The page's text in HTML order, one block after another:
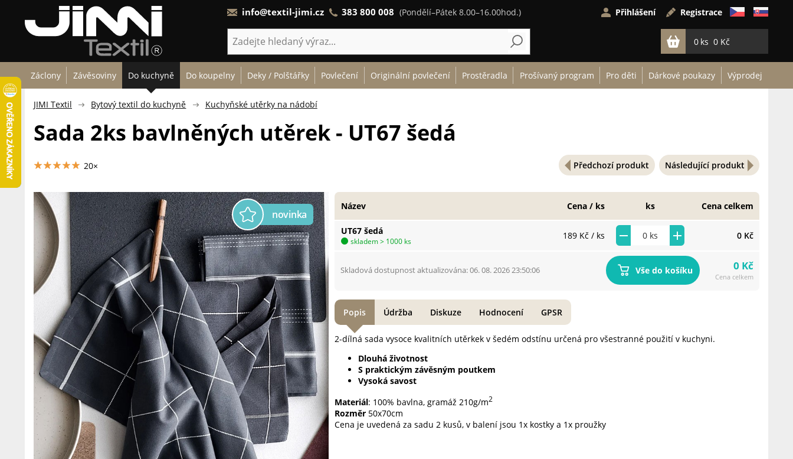
info@textil-jimi.cz 383 800 008 (Pondělí–Pátek 8.00–16.00hod.) Přihlášení Registrace
0 0 Kč
Záclony Závěsoviny Do kuchyně Do koupelny Deky / Polštářky Povlečení Originální povlečení Prostěradla Prošívaný program Pro děti Dárkové poukazy Výprodej
JIMI Textil Bytový textil do kuchyně Kuchyňské utěrky na nádobí
20× Předchozí produkt Následující produkt
Sada 2ks bavlněných utěrek - UT67 šedá
UT67 šedá 189 Kč / ks 0 Kč
skladem > 1000 ks
Název Cena / ks ks Cena celkem
Skladová dostupnost aktualizována: 06. 08. 2026 23:50:06 Vše do košíku 0 Kč
Cena celkem
2-dílná sada vysoce kvalitních utěrkek v šedém odstínu určená pro všestranné použití v kuchyni.
Dlouhá životnost
S praktickým závěsným poutkem
Vysoká savost
Materiál: 100% bavlna, gramáž 210g/m2
Rozměr 50x70cm
Cena je uvedená za sadu 2 kusů, v balení jsou 1x kostky a 1x proužky
Popis Údržba Diskuze Hodnocení GPSR